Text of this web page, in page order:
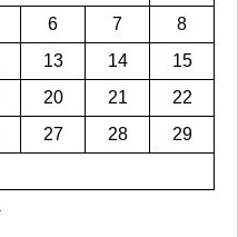
6 7
8
13 14
15
20 21
22
27 28
29